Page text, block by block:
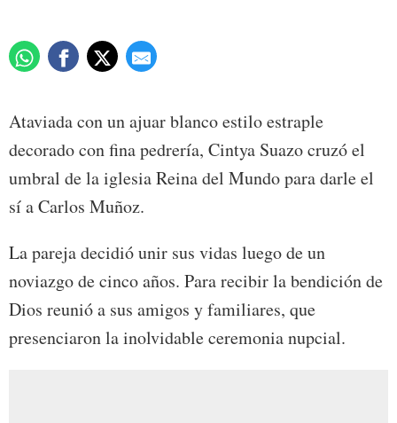
Ataviada con un ajuar blanco estilo estraple
decorado con fina pedrería, Cintya Suazo cruzó el
umbral de la iglesia Reina del Mundo para darle el
sí a Carlos Muñoz.
La pareja decidió unir sus vidas luego de un
noviazgo de cinco años. Para recibir la bendición de
Dios reunió a sus amigos y familiares, que
presenciaron la inolvidable ceremonia nupcial.